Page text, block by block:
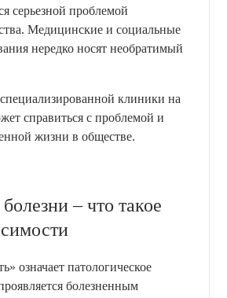
серьезной проблемой
Медицинские и социальные
нередко носят необратимый
клиники на
справиться с проблемой и
жизни в обществе.
– что такое
означает патологическое
болезненным